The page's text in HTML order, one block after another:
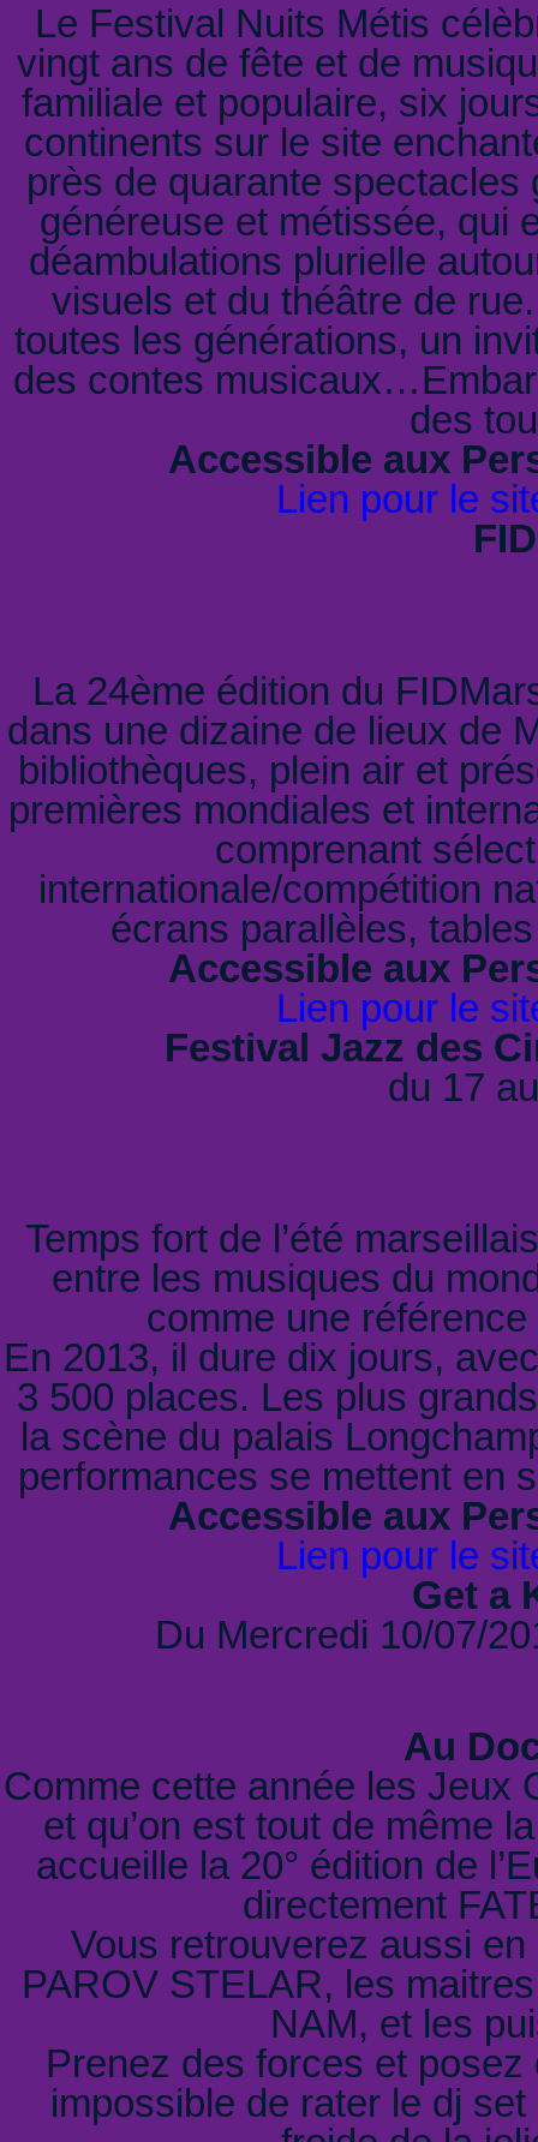
Le Festival Nuits Métis
vingt ans de fête et de
familiale et populaire, six
continents sur le site
près de quarante
généreuse et métissée, qui
déambulations plurielle
visuels et du théâtre de
toutes les générations, un
des contes
des
Accessible aux
Lien pour le
La 24ème édition du
dans une dizaine de lieux de
bibliothèques, plein air et
premières mondiales et
comprenant
internationale/compétition
écrans parallèles,
Accessible aux
Lien pour le
Festival Jazz des
du 17
Temps fort de l’été
entre les musiques du
comme une
En 2013, il dure dix jours,
3 500 places. Les plus
la scène du palais
performances se mettent en
Accessible aux
Lien pour le
Get a
Du Mercredi 10/07/
Au
Comme cette année les Jeux
et qu’on est tout de même
accueille la 20° édition de
directement
Vous retrouverez aussi
PAROV STELAR, les
NAM, et les
Prenez des forces et
impossible de rater le dj